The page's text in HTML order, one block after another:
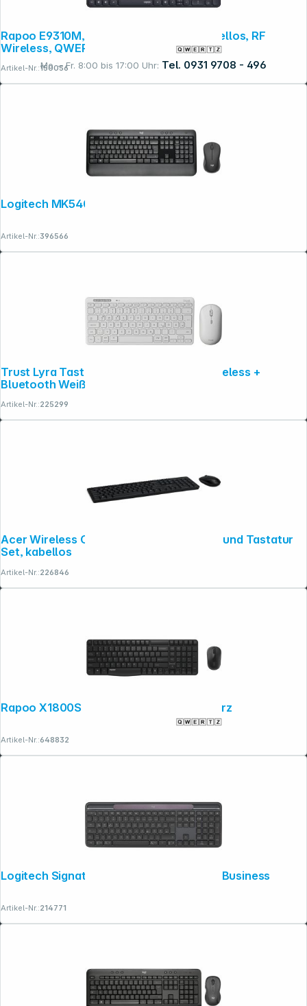
Mo. – Fr. 8:00 bis 17:00 Uhr: Tel. 0931 9708 - 496
Rapoo E9310M, Volle Größe (100%) Kabellos, RF
Wireless, QWERTZ
Artikel-Nr.:150056
Logitech MK540 Advanced
Artikel-Nr.:396566
Trust Lyra Tastatur und Maus Set RF Wireless +
Bluetooth Weiß
Artikel-Nr.:225299
Acer Wireless Combo Set AAK940 Maus und Tastatur
Set, kabellos
Artikel-Nr.:226846
Rapoo X1800S Deskset Kabellos, Schwarz
Artikel-Nr.:648832
Logitech Signature Slim Solar+ K980 for Business
Artikel-Nr.:214771